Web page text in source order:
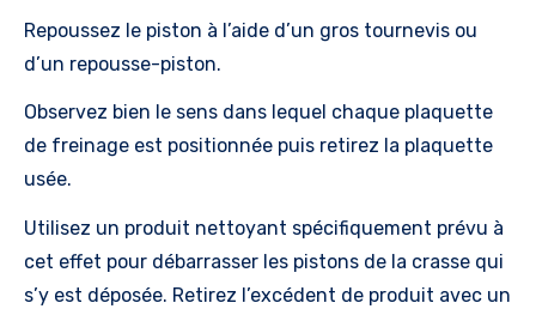
Repoussez le piston à l’aide d’un gros tournevis ou
d’un repousse-piston.
Observez bien le sens dans lequel chaque plaquette
de freinage est positionnée puis retirez la plaquette
usée.
Utilisez un produit nettoyant spécifiquement prévu à
cet effet pour débarrasser les pistons de la crasse qui
s’y est déposée. Retirez l’excédent de produit avec un